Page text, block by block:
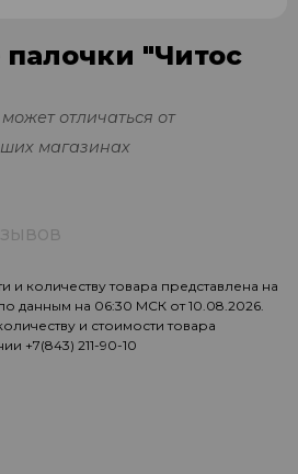
"Читос
отличаться от
магазинах
количеству товара представлена на
данным на 06:30 МСК от 10.08.2026.
и стоимости товара
+7(843) 211-90-10